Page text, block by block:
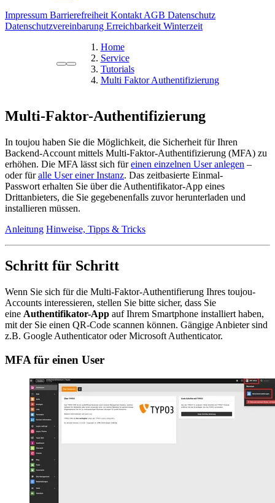
Impressum Barrierefreiheit Kontakt AGB Datenschutz
Datenschutzvereinbarung Erreichbarkeit Winterzeit
Home
Service
Tutorials
Multi Faktor Authentifizierung
Multi-Faktor-Authentifizierung
In toujou haben Sie die Möglichkeit, die Sicherheit für Ihren
Backend-Account mittels Multi-Faktor-Authentifizierung (MFA) zu
erhöhen. Die MFA lässt sich füreinen einzelnen User anlegen –
oder füralle User einer Instanz. Das zeitbasierte Einmal-
Passwort erhalten Sie über die Authentifikator-App eines
Drittanbieters, die Sie gegebenenfalls zuvor herunterladen und
installieren müssen.
Anleitung Hinweise, Tipps & Tricks
Schritt für Schritt
Wenn Sie sich für die Multi-Faktor-Authentifierung Ihres toujou-
Accounts interessieren, stellen Sie bitte sicher, dass Sie
eine Authentifikator-App auf Ihrem Smartphone installiert haben,
mit der Sie einen QR-Code scannen können. Gängige Anbieter sind
z.B. Google Authenticator oder Microsoft Authenticator.
MFA für einen User